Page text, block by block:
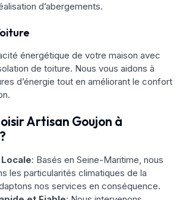
d’abergements.
énergétique de votre maison avec
de toiture. Nous vous aidons à
d’énergie tout en améliorant le confort
Artisan Goujon à
: Basés en Seine-Maritime, nous
les particularités climatiques de la
nos services en conséquence.